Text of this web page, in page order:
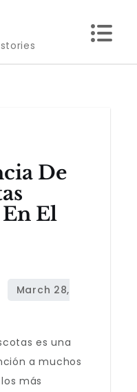
De
En El
es una
a muchos
más